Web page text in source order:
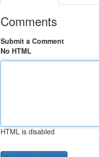
Comments
Submit a Comment
No HTML
HTML is disabled